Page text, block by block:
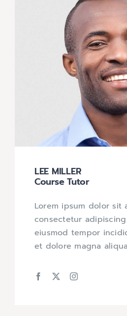
LEE MILLER
Course Tutor
Lorem ipsum dolor sit
consectetur
eiusmod tempor
et dolore magna